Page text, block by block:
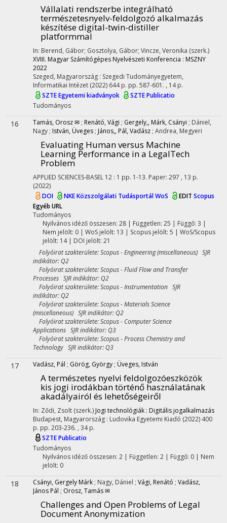
Vállalati rendszerbe integrálható
természetesnyelv-feldolgozó alkalmazás
készítése digital-twin-distiller
platformmal
In: Berend, Gábor; Gosztolya, Gábor; Vincze, Veronika (szerk.)
XVIII. Magyar Számítógépes Nyelvészeti Konferencia : MSZNY
2022
Szeged, Magyarország : Szegedi Tudományegyetem,
Informatikai Intézet (2022) 644 p. pp. 587-601. , 14 p.
SZTE Egyetemi kiadványok
SZTE Publicatio
Tudományos
16 Tamás, Orosz ✉ ; Renátó, Vági ; Gergely,, Márk, Csányi ; Dániel,
Nagy ; István, Üveges ; János,, Pál, Vadász ; Andrea, Megyeri
Evaluating Human versus Machine
Learning Performance in a LegalTech
Problem
APPLIED SCIENCES-BASEL 12 : 1 pp. 1-13. Paper: 297 , 13 p.
(2022)
DOI
NKE Közszolgálati TudásportálWoS EDIT Scopus
Egyéb URL
Tudományos
Nyilvános idéző összesen: 28| Független: 25 | Függő: 3 |
Nem jelölt: 0 | WoS jelölt: 13 | Scopus jelölt: 5 | WoS/Scopus
jelölt: 14 | DOI jelölt: 21
Folyóirat szakterülete: Scopus - Engineering (miscellaneous) SJR
indikátor: Q2
Folyóirat szakterülete: Scopus - Fluid Flow and Transfer
Processes SJR indikátor: Q2
Folyóirat szakterülete: Scopus - Instrumentation SJR
indikátor: Q2
Folyóirat szakterülete: Scopus - Materials Science
(miscellaneous) SJR indikátor: Q2
Folyóirat szakterülete: Scopus - Computer Science
Applications SJR indikátor: Q3
Folyóirat szakterülete: Scopus - Process Chemistry and
Technology SJR indikátor: Q3
17 Vadász, Pál ; Görög, György ; Üveges, István
A természetes nyelvi feldolgozóeszközök
kis jogi irodákban történő használatának
akadályairól és lehetőségeiről
In: Ződi, Zsolt (szerk.) Jogi technológiák : Digitális jogalkalmazás
Budapest, Magyarország : Ludovika Egyetemi Kiadó (2022) 400
p. pp. 203-236. , 34 p.
SZTE Publicatio
Tudományos
Nyilvános idéző összesen: 2| Független: 2 | Függő: 0 | Nem
jelölt: 0
18 Csányi, Gergely Márk ; Nagy, Dániel ; Vági, Renátó ; Vadász,
János Pál ; Orosz, Tamás ✉
Challenges and Open Problems of Legal
Document Anonymization